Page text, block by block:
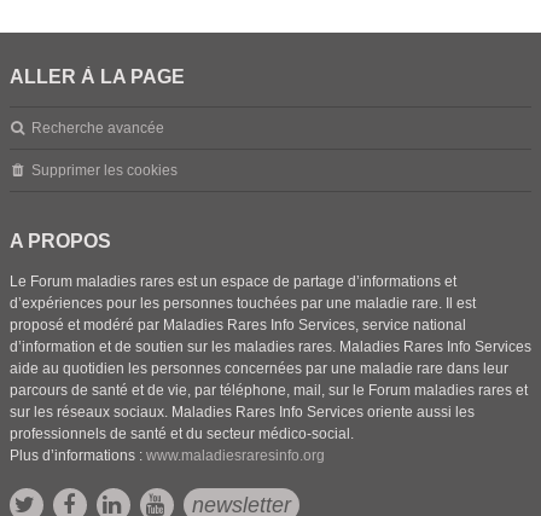
ALLER À LA PAGE
Recherche avancée
Supprimer les cookies
A PROPOS
Le Forum maladies rares est un espace de partage d’informations et
d’expériences pour les personnes touchées par une maladie rare. Il est
proposé et modéré par Maladies Rares Info Services, service national
d’information et de soutien sur les maladies rares. Maladies Rares Info Services
aide au quotidien les personnes concernées par une maladie rare dans leur
parcours de santé et de vie, par téléphone, mail, sur le Forum maladies rares et
sur les réseaux sociaux. Maladies Rares Info Services oriente aussi les
professionnels de santé et du secteur médico-social.
Plus d’informations : www.maladiesraresinfo.org
newsletter